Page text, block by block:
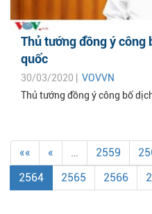
Thủ tướng đồng ý công
quốc
30/03/2020 | VOVVN
Thủ tướng đồng ý công bố
«« « … 2559
2564
2565 2566